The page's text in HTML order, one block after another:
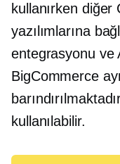
kullanırken
yazılımlarına
entegrasyonu ve
BigCommerce
kullanılabilir.